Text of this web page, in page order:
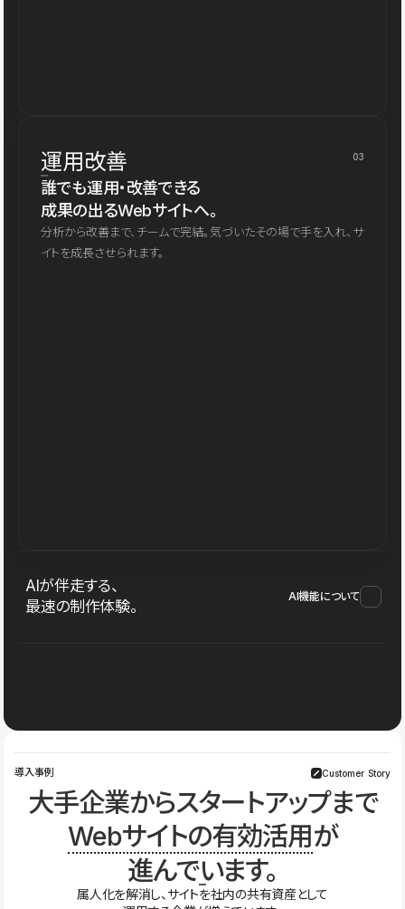
運用改善 03
誰でも運用・改善できる
成果の出るWebサイトへ。
分析から改善まで、チームで完結。気づいたその場で手を入れ、サ
イトを成長させられます。
AIが伴走する、
最速の制作体験。
AI機能について
導入事例 Customer Story
大手企業からスタートアップまで
Webサイトの有効活用が
進んでいます。
属人化を解消し、サイトを社内の共有資産として